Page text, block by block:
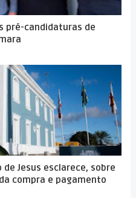
pré-candidaturas de
Jesus esclarece, sobre
compra e pagamento